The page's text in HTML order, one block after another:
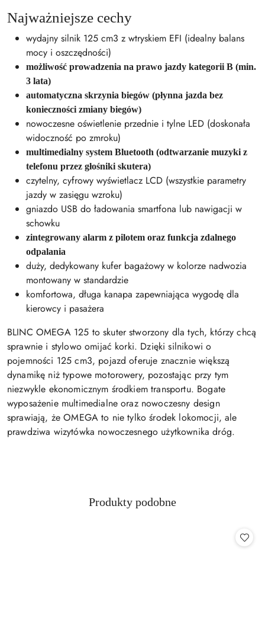
Najważniejsze cechy
wydajny silnik 125 cm3 z wtryskiem EFI (idealny balans
mocy i oszczędności)
możliwość prowadzenia na prawo jazdy kategorii B (min.
3 lata)
automatyczna skrzynia biegów (płynna jazda bez
konieczności zmiany biegów)
nowoczesne oświetlenie przednie i tylne LED (doskonała
widoczność po zmroku)
multimedialny system Bluetooth (odtwarzanie muzyki z
telefonu przez głośniki skutera)
czytelny, cyfrowy wyświetlacz LCD (wszystkie parametry
jazdy w zasięgu wzroku)
gniazdo USB do ładowania smartfona lub nawigacji w
schowku
zintegrowany alarm z pilotem oraz funkcja zdalnego
odpalania
duży, dedykowany kufer bagażowy w kolorze nadwozia
montowany w standardzie
komfortowa, długa kanapa zapewniająca wygodę dla
kierowcy i pasażera
BLINC OMEGA 125 to skuter stworzony dla tych, którzy chcą
sprawnie i stylowo omijać korki. Dzięki silnikowi o
pojemności 125 cm3, pojazd oferuje znacznie większą
dynamikę niż typowe motorowery, pozostając przy tym
niezwykle ekonomicznym środkiem transportu. Bogate
wyposażenie multimedialne oraz nowoczesny design
sprawiają, że OMEGA to nie tylko środek lokomocji, ale
prawdziwa wizytówka nowoczesnego użytkownika dróg.
Pomiń karuzelę produktów
Produkty
Produkty podobne